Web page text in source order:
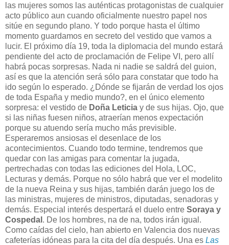
las mujeres somos las auténticas protagonistas de cualquier
acto público aun cuando oficialmente nuestro papel nos
sitúe en segundo plano. Y todo porque hasta el último
momento guardamos en secreto del vestido que vamos a
lucir. El próximo día 19, toda la diplomacia del mundo estará
pendiente del acto de proclamación de Felipe VI, pero allí
habrá pocas sorpresas. Nada ni nadie se saldrá del guion,
así es que la atención será sólo para constatar que todo ha
ido según lo esperado. ¿Dónde se fijarán de verdad los ojos
de toda España y medio mundo?, en el único elemento
sorpresa: el vestido de Doña Leticia y de sus hijas. Ojo, que
si las niñas fuesen niños, atraerían menos expectación
porque su atuendo sería mucho más previsible.
Esperaremos ansiosas el desenlace de los
acontecimientos. Cuando todo termine, tendremos que
quedar con las amigas para comentar la jugada,
pertrechadas con todas las ediciones del Hola, LOC,
Lecturas y demás. Porque no sólo habrá que ver el modelito
de la nueva Reina y sus hijas, también darán juego los de
las ministras, mujeres de ministros, diputadas, senadoras y
demás. Especial interés despertará el duelo entre Soraya y
Cospedal . De los hombres, na de na, todos irán igual.
Como caídas del cielo, han abierto en Valencia dos nuevas
cafeterías idóneas para la cita del día después. Una es Las